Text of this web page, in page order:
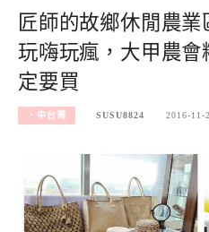
匠師的故鄉休閒農
玩嗨玩瘋，大甲農
定要買
‧中台灣 SUSU8824 2016-11-